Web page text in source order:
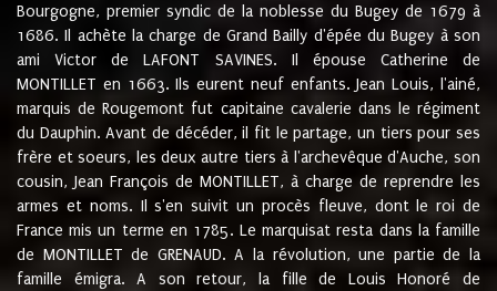
Bourgogne, premier syndic de la noblesse du Bugey de 1679 à
1686. Il achète la charge de Grand Bailly d'épée du Bugey à son
ami Victor de LAFONT SAVINES. Il épouse Catherine de
MONTILLET en 1663. Ils eurent neuf enfants. Jean Louis, l'ainé,
marquis de Rougemont fut capitaine cavalerie dans le régiment
du Dauphin. Avant de décéder, il fit le partage, un tiers pour ses
frère et soeurs, les deux autre tiers à l'archevêque d'Auche, son
cousin, Jean François de MONTILLET, à charge de reprendre les
armes et noms. Il s'en suivit un procès fleuve, dont le roi de
France mis un terme en 1785. Le marquisat resta dans la famille
de MONTILLET de GRENAUD. A la révolution, une partie de la
famille émigra. A son retour, la fille de Louis Honoré de